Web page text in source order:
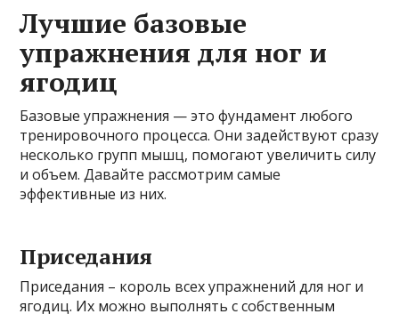
Лучшие базовые
упражнения для ног и
ягодиц
Базовые упражнения — это фундамент любого
тренировочного процесса. Они задействуют сразу
несколько групп мышц, помогают увеличить силу
и объем. Давайте рассмотрим самые
эффективные из них.
Приседания
Приседания – король всех упражнений для ног и
ягодиц. Их можно выполнять с собственным